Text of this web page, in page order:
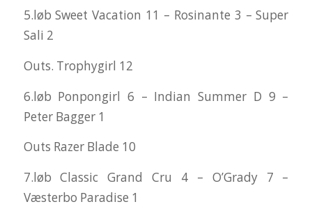
5.løb Sweet Vacation 11 – Rosinante 3 – Super
Sali 2
Outs. Trophygirl 12
6.løb Ponpongirl 6 – Indian Summer D 9 –
Peter Bagger 1
Outs Razer Blade 10
7.løb Classic Grand Cru 4 – O’Grady 7 –
Væsterbo Paradise 1